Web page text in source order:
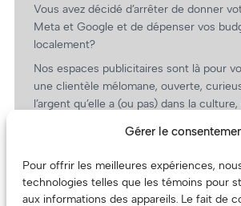
Gérer le
Pour offrir les meilleures expériences,
technologies telles que les témoins pour
aux informations des appareils. Le fait de
Vous avez décidé d’arrêter de donner
Meta et Google et de dépenser vos
localement?
Nos espaces publicitaires sont là pour
une clientèle mélomane, ouverte,
l’argent qu’elle a (ou pas) dans la
revient.
(Oui, on va avoir des tarifs spéciaux